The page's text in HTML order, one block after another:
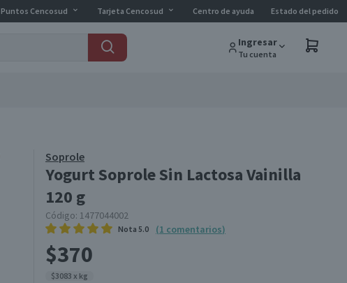
Puntos Cencosud Tarjeta Cencosud Centro de ayuda Estado del pedido
Ingresar
Tu cuenta
Soprole
Yogurt Soprole Sin Lactosa Vainilla
120 g
Código: 1477044002
Nota 5.0 (1 comentarios)
$370
$3083 x kg